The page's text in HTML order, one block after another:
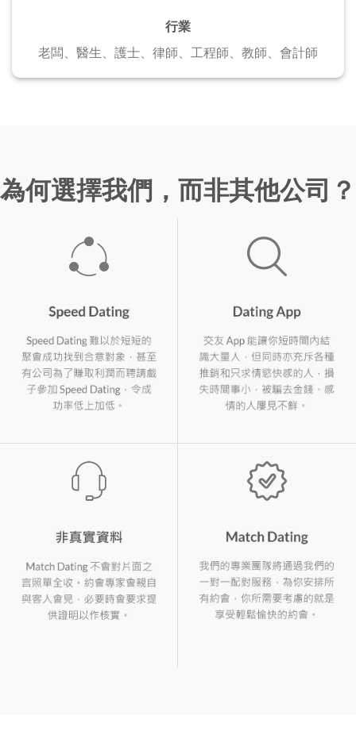
行業
老闆、醫生、護士、 律師、工程師、教師、會計師
為何選擇我們，而非其他公司？